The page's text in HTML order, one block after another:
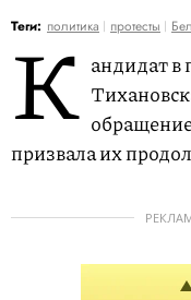
Теги: политика протесты
К андидат в
призвала их